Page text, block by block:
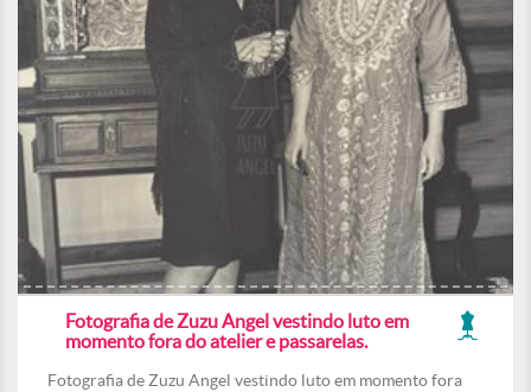
Fotografia de Zuzu Angel vestindo luto em
momento fora do atelier e passarelas.
Fotografia de Zuzu Angel vestindo luto em momento fora